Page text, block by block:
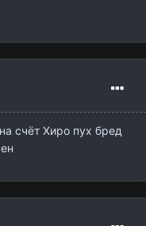
счёт Хиро пух бред